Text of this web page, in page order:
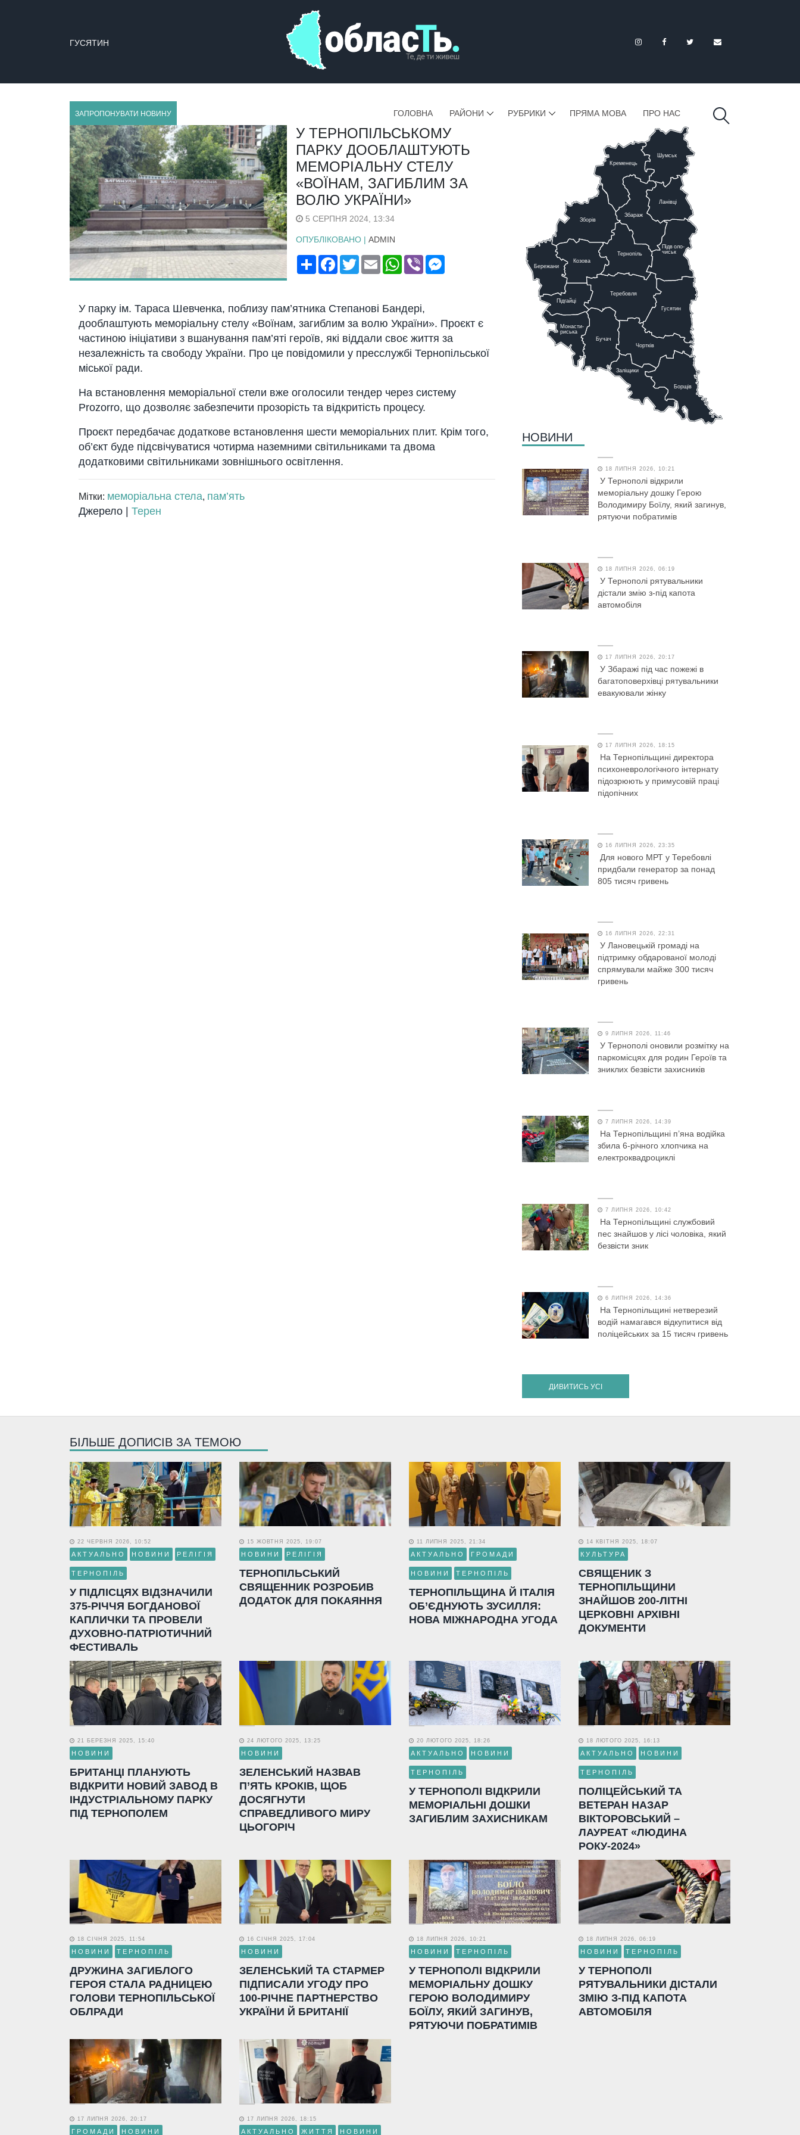
ГУСЯТИН
ЗАПРОПОНУВАТИ НОВИНУ ГОЛОВНА РАЙОНИ РУБРИКИ ПРЯМА МОВА ПРО НАС
У ТЕРНОПІЛЬСЬКОМУ
ПАРКУ ДООБЛАШТУЮТЬ
МЕМОРІАЛЬНУ СТЕЛУ
«ВОЇНАМ, ЗАГИБЛИМ ЗА
ВОЛЮ УКРАЇНИ»
5 СЕРПНЯ 2024, 13:34
ОПУБЛІКОВАНО | ADMIN
ПоширитиFacebook
TwitterEmail WhatsApp
Viber
У парку ім. Тараса Шевченка, поблизу пам’ятника Степанові Бандері,
дооблаштують меморіальну стелу «Воїнам, загиблим за волю України». Проєкт є
частиною ініціативи з вшанування пам’яті героїв, які віддали своє життя за
незалежність та свободу України. Про це повідомили у пресслужбі Тернопільської
міської ради.
На встановлення меморіальної стели вже оголосили тендер через систему
Prozorro, що дозволяє забезпечити прозорість та відкритість процесу.
Проєкт передбачає додаткове встановлення шести меморіальних плит. Крім того,
об’єкт буде підсвічуватися чотирма наземними світильниками та двома
додатковими світильниками зовнішнього освітлення.
Мітки: меморіальна стела, пам’ять
Джерело | Терен
Тернопіль
Теребовля
Бучач
Заліщики
Борщів
Чортків
Гусятин
Підволо-
чиськ
Ланівці
Збараж
Шумськ
Кременець
Козова
Бережани
Підгайці
Зборів
Монасти-
риська
НОВИНИ
18 ЛИПНЯ 2026, 10:21
У Тернополі відкрили
меморіальну дошку Герою
Володимиру Боїлу, який загинув,
рятуючи побратимів
18 ЛИПНЯ 2026, 06:19
У Тернополі рятувальники
дістали змію з-під капота
автомобіля
17 ЛИПНЯ 2026, 20:17
У Збаражі під час пожежі в
багатоповерхівці рятувальники
евакуювали жінку
17 ЛИПНЯ 2026, 18:15
На Тернопільщині директора
психоневрологічного інтернату
підозрюють у примусовій праці
підопічних
16 ЛИПНЯ 2026, 23:35
Для нового МРТ у Теребовлі
придбали генератор за понад
805 тисяч гривень
16 ЛИПНЯ 2026, 22:31
У Лановецькій громаді на
підтримку обдарованої молоді
спрямували майже 300 тисяч
гривень
9 ЛИПНЯ 2026, 11:46
У Тернополі оновили розмітку на
паркомісцях для родин Героїв та
зниклих безвісти захисників
7 ЛИПНЯ 2026, 14:39
На Тернопільщині п’яна водійка
збила 6-річного хлопчика на
електроквадроциклі
7 ЛИПНЯ 2026, 10:42
На Тернопільщині службовий
пес знайшов у лісі чоловіка, який
безвісти зник
6 ЛИПНЯ 2026, 14:36
На Тернопільщині нетверезий
водій намагався відкупитися від
поліцейських за 15 тисяч гривень
ДИВИТИСЬ УСІ
БІЛЬШЕ ДОПИСІВ ЗА ТЕМОЮ
22 ЧЕРВНЯ 2026, 10:52
АКТУАЛЬНО НОВИНИ РЕЛІГІЯ
ТЕРНОПІЛЬ
У ПІДЛІСЦЯХ ВІДЗНАЧИЛИ
375-РІЧЧЯ БОГДАНОВОЇ
КАПЛИЧКИ ТА ПРОВЕЛИ
ДУХОВНО-ПАТРІОТИЧНИЙ
ФЕСТИВАЛЬ
15 ЖОВТНЯ 2025, 19:07
НОВИНИ РЕЛІГІЯ
ТЕРНОПІЛЬСЬКИЙ
СВЯЩЕННИК РОЗРОБИВ
ДОДАТОК ДЛЯ ПОКАЯННЯ
11 ЛИПНЯ 2025, 21:34
АКТУАЛЬНО ГРОМАДИ
НОВИНИ ТЕРНОПІЛЬ
ТЕРНОПІЛЬЩИНА Й ІТАЛІЯ
ОБ’ЄДНУЮТЬ ЗУСИЛЛЯ:
НОВА МІЖНАРОДНА УГОДА
14 КВІТНЯ 2025, 18:07
КУЛЬТУРА
СВЯЩЕНИК З
ТЕРНОПІЛЬЩИНИ
ЗНАЙШОВ 200-ЛІТНІ
ЦЕРКОВНІ АРХІВНІ
ДОКУМЕНТИ
21 БЕРЕЗНЯ 2025, 15:40
НОВИНИ
БРИТАНЦІ ПЛАНУЮТЬ
ВІДКРИТИ НОВИЙ ЗАВОД В
ІНДУСТРІАЛЬНОМУ ПАРКУ
ПІД ТЕРНОПОЛЕМ
24 ЛЮТОГО 2025, 13:25
НОВИНИ
ЗЕЛЕНСЬКИЙ НАЗВАВ
П’ЯТЬ КРОКІВ, ЩОБ
ДОСЯГНУТИ
СПРАВЕДЛИВОГО МИРУ
ЦЬОГОРІЧ
20 ЛЮТОГО 2025, 18:26
АКТУАЛЬНО НОВИНИ
ТЕРНОПІЛЬ
У ТЕРНОПОЛІ ВІДКРИЛИ
МЕМОРІАЛЬНІ ДОШКИ
ЗАГИБЛИМ ЗАХИСНИКАМ
18 ЛЮТОГО 2025, 16:13
АКТУАЛЬНО НОВИНИ
ТЕРНОПІЛЬ
ПОЛІЦЕЙСЬКИЙ ТА
ВЕТЕРАН НАЗАР
ВІКТОРОВСЬКИЙ –
ЛАУРЕАТ «ЛЮДИНА
РОКУ-2024»
18 СІЧНЯ 2025, 11:54
НОВИНИ ТЕРНОПІЛЬ
ДРУЖИНА ЗАГИБЛОГО
ГЕРОЯ СТАЛА РАДНИЦЕЮ
ГОЛОВИ ТЕРНОПІЛЬСЬКОЇ
ОБЛРАДИ
16 СІЧНЯ 2025, 17:04
НОВИНИ
ЗЕЛЕНСЬКИЙ ТА СТАРМЕР
ПІДПИСАЛИ УГОДУ ПРО
100-РІЧНЕ ПАРТНЕРСТВО
УКРАЇНИ Й БРИТАНІЇ
18 ЛИПНЯ 2026, 10:21
НОВИНИ ТЕРНОПІЛЬ
У ТЕРНОПОЛІ ВІДКРИЛИ
МЕМОРІАЛЬНУ ДОШКУ
ГЕРОЮ ВОЛОДИМИРУ
БОЇЛУ, ЯКИЙ ЗАГИНУВ,
РЯТУЮЧИ ПОБРАТИМІВ
18 ЛИПНЯ 2026, 06:19
НОВИНИ ТЕРНОПІЛЬ
У ТЕРНОПОЛІ
РЯТУВАЛЬНИКИ ДІСТАЛИ
ЗМІЮ З-ПІД КАПОТА
АВТОМОБІЛЯ
17 ЛИПНЯ 2026, 20:17
ГРОМАДИ НОВИНИ
17 ЛИПНЯ 2026, 18:15
АКТУАЛЬНО ЖИТТЯ НОВИНИ